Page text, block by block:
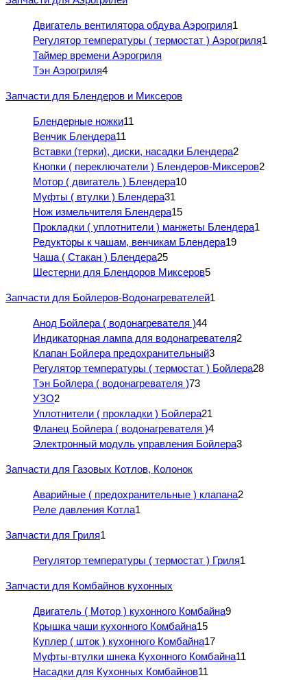
Двигатель вентилятора обдува Аэрогриля1
Регулятор температуры ( термостат ) Аэрогриля1
Таймер времени Аэрогриля
Тэн Аэрогриля4
Запчасти для Блендеров и Миксеров
Блендерные ножки11
Венчик Блендера11
Вставки (терки), диски, насадки Блендера2
Кнопки ( переключатели ) Блендеров-Миксеров2
Мотор ( двигатель ) Блендера10
Муфты ( втулки ) Блендера31
Нож измельчителя Блендера15
Прокладки ( уплотнители ) манжеты Блендера1
Редукторы к чашам, венчикам Блендера19
Чаша ( Стакан ) Блендера25
Шестерни для Блендоров Миксеров5
Запчасти для Бойлеров-Водонагревателей1
Анод Бойлера ( водонагревателя )44
Индикаторная лампа для водонагревателя2
Клапан Бойлера предохранительный3
Регулятор температуры ( термостат ) Бойлера28
Тэн Бойлера ( водонагревателя )73
УЗО2
Уплотнители ( прокладки ) Бойлера21
Фланец Бойлера ( водонагревателя )4
Электронный модуль управления Бойлера3
Запчасти для Газовых Котлов, Колонок
Аварийные ( предохранительные ) клапана2
Реле давления Котла1
Запчасти для Гриля1
Регулятор температуры ( термостат ) Гриля1
Запчасти для Комбайнов кухонных
Двигатель ( Мотор ) кухонного Комбайна9
Крышка чаши кухонного Комбайна15
Куплер ( шток ) кухонного Комбайна17
Муфты-втулки шнека Кухонного Комбайна11
Насадки для Кухонных Комбайнов11